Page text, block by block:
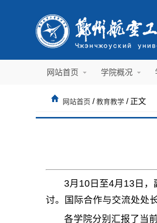
网站首页 学院概况
网站首页 / 教育教学 / 正文
3月10日至4月13日，
讨。国际合作与交流处处
各学院分别汇报了当